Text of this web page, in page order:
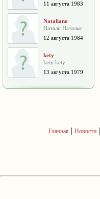
11 августа 1983
Nataliano
Натали Наталья
12 августа 1984
kety
kety kety
13 августа 1979
Главная | Новости|